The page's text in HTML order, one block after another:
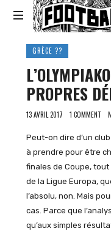
Footballski
Le
football
d'Europe
centrale
et
d'Europe
l'Est
GRÈCE ??
PROPRES
13 AVRIL 2017 1 COMMENT
Peut-on dire d’un
à prendre pour être
finales de Coupe,
de la Ligue Europa,
l’absolu, non. Mais
cas. Parce que
qu’aux simples